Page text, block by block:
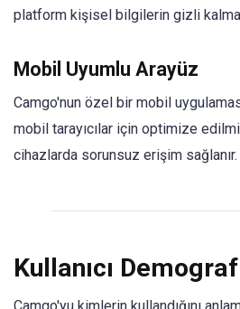
platform kişisel bilgilerin gizli
Mobil Uyumlu Arayüz
Camgo'nun özel bir mobil
mobil tarayıcılar için optimize
cihazlarda sorunsuz erişim sağlanır.
Kullanıcı